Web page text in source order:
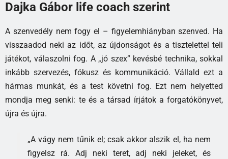
Dajka Gábor life coach szerint
A szenvedély nem fogy el – figyelemhiányban szenved. Ha
visszaadod neki az időt, az újdonságot és a tisztelettel teli
játékot, válaszolni fog. A „jó szex” kevésbé technika, sokkal
inkább szervezés, fókusz és kommunikáció. Vállald ezt a
hármas munkát, és a test követni fog. Ezt nem helyetted
mondja meg senki: te és a társad írjátok a forgatókönyvet,
újra és újra.
„A vágy nem tűnik el; csak akkor alszik el, ha nem
figyelsz rá. Adj neki teret, adj neki jeleket, és